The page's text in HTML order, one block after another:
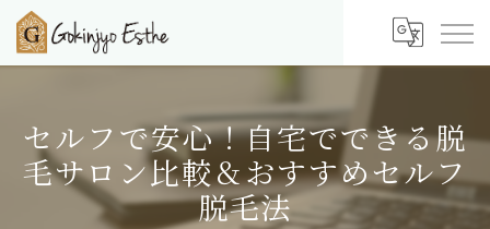
セルフで安心！自宅でできる脱
毛サロン比較＆おすすめセルフ
脱毛法